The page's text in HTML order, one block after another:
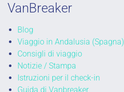
VanBreaker
Blog
Viaggio in Andalusia (Spagna)
Consigli di viaggio
Notizie / Stampa
Istruzioni per il check-in
Guida di Vanbreaker